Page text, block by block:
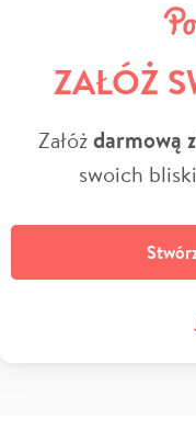
ZAŁÓŻ
Załóżdarmową
swoich